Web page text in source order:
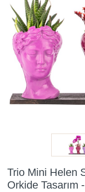
Trio Mini Helen
Orkide Tasarım